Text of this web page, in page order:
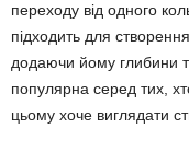
переходу від одного
підходить для
додаючи йому глибини
популярна серед тих,
цьому хоче виглядати